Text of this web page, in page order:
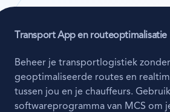
Transport App en routeoptimalisatie
Beheer je transportlogistiek
geoptimaliseerde routes en
tussen jou en je chauffeurs.
softwareprogramma van MCS om